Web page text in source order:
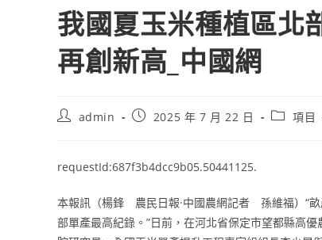
我國夏玉米種植區北
再創新高_中國網
Postadmin
Post2025 年 7 月 22 日
Post項目
requestId:687f3b4dcc9b05.50441125.
本報訊（楊鋒 農民日報·中國農網記者 孫維福）“畝
部單產最高紀錄。”日前，在河北省保定市望都縣高